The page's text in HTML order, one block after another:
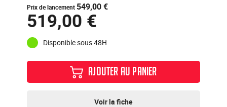
Prix de lancement 549,00 €
519,00 €
Disponible sous 48H
AJOUTER AU PANIER
Voir la fiche